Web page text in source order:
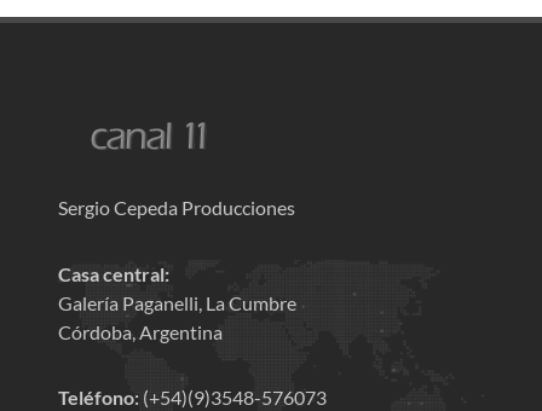
Sergio Cepeda Producciones
Casa central:
Galería Paganelli, La Cumbre
Córdoba, Argentina
Teléfono: (+54)(9)3548-576073